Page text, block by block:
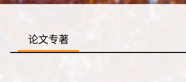
论文专著